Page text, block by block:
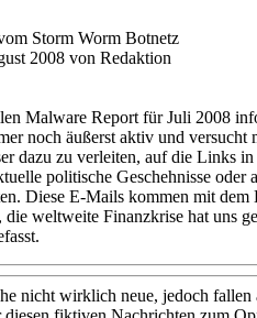
Storm Worm Botnetz
2008 von Redaktion
Malware Report für Juli 2008
noch äußerst aktiv und versucht
dazu zu verleiten, auf die Links
politische Geschehnisse oder
Diese E-Mails kommen mit dem
weltweite Finanzkrise hat uns
nicht wirklich neue, jedoch fallen